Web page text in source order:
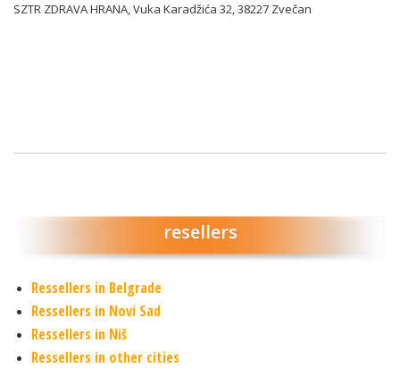
SZTR ZDRAVA HRANA, Vuka Karadžića 32, 38227 Zvečan
resellers
Ressellers in Belgrade
Ressellers in Novi Sad
Ressellers in Niš
Ressellers in other cities